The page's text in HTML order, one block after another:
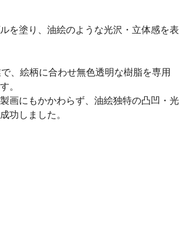
を塗り、油絵のような光沢・立体感を表
、絵柄に合わせ無色透明な樹脂を専用
。
画にもかかわらず、油絵独特の凸凹・光
功しました。